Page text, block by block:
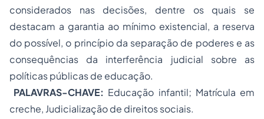
considerados nas decisões, dentre os quais se
destacam a garantia ao mínimo existencial, a reserva
do possível, o princípio da separação de poderes e as
consequências da interferência judicial sobre as
políticas públicas de educação.
PALAVRAS-CHAVE: Educação infantil; Matrícula em
creche, Judicialização de direitos sociais.